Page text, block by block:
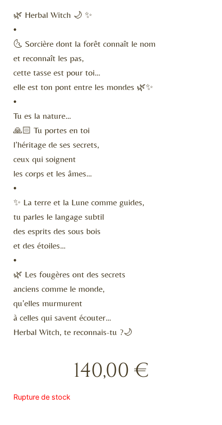
🌿 Herbal Witch 🌙 ✨
•
🌜 Sorcière dont la forêt connaît le nom
et reconnaît les pas,
cette tasse est pour toi…
elle est ton pont entre les mondes 🌿✨
•
Tu es la nature…
🙏🏻 Tu portes en toi
l’héritage de ses secrets,
ceux qui soignent
les corps et les âmes…
•
✨ La terre et la Lune comme guides,
tu parles le langage subtil
des esprits des sous bois
et des étoiles…
•
🌿 Les fougères ont des secrets
anciens comme le monde,
qu’elles murmurent
à celles qui savent écouter…
Herbal Witch, te reconnais-tu ?🌙
140,00€
Rupture de stock